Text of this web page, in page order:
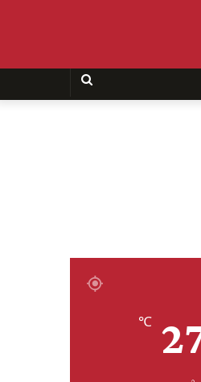
℃